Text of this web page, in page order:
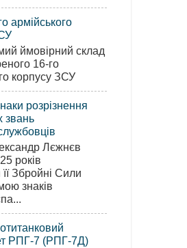
армійського
ймовірний склад
16-го
корпусу ЗСУ
розрізнення
звань
Лєжнєв
років
Збройні Сили
знаків
РПГ-7 (РПГ-7Д)